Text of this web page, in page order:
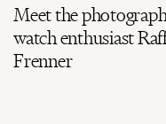
Meet the
watch enthusiast
Frenner